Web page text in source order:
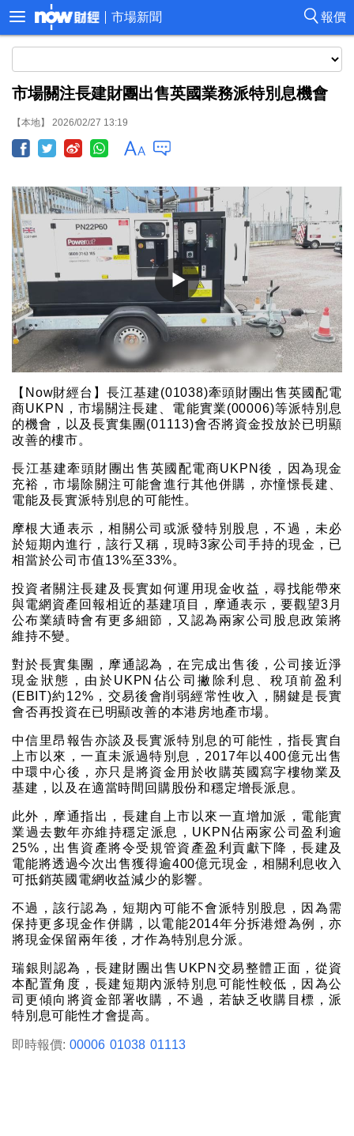
報價
市場新聞
市場關注長建財團出售英國業務派特別息機會
【本地】 2026/02/27 13:19
【Now財經台】長江基建(01038)牽頭財團出售英國配電
商UKPN，市場關注長建、電能實業(00006)等派特別息
的機會，以及長實集團(01113)會否將資金投放於已明顯
改善的樓市。
長江基建牽頭財團出售英國配電商UKPN後，因為現金
充裕，市場除關注可能會進行其他併購，亦憧憬長建、
電能及長實派特別息的可能性。
摩根大通表示，相關公司或派發特別股息，不過，未必
於短期內進行，該行又稱，現時3家公司手持的現金，已
相當於公司市值13%至33%。
投資者關注長建及長實如何運用現金收益，尋找能帶來
與電網資產回報相近的基建項目，摩通表示，要觀望3月
公布業績時會有更多細節，又認為兩家公司股息政策將
維持不變。
對於長實集團，摩通認為，在完成出售後，公司接近淨
現金狀態，由於UKPN佔公司撇除利息、稅項前盈利
(EBIT)約12%，交易後會削弱經常性收入，關鍵是長實
會否再投資在已明顯改善的本港房地產市場。
中信里昂報告亦談及長實派特別息的可能性，指長實自
上市以來，一直未派過特別息，2017年以400億元出售
中環中心後，亦只是將資金用於收購英國寫字樓物業及
基建，以及在適當時間回購股份和穩定增長派息。
此外，摩通指出，長建自上市以來一直增加派，電能實
業過去數年亦維持穩定派息，UKPN佔兩家公司盈利逾
25%，出售資產將令受規管資產盈利貢獻下降，長建及
電能將透過今次出售獲得逾400億元現金，相關利息收入
可抵銷英國電網收益減少的影響。
不過，該行認為，短期內可能不會派特別股息，因為需
保持更多現金作併購，以電能2014年分拆港燈為例，亦
將現金保留兩年後，才作為特別息分派。
瑞銀則認為，長建財團出售UKPN交易整體正面，從資
本配置角度，長建短期內派特別息可能性較低，因為公
司更傾向將資金部署收購，不過，若缺乏收購目標，派
特別息可能性才會提高。
即時報價: 00006 01038 01113